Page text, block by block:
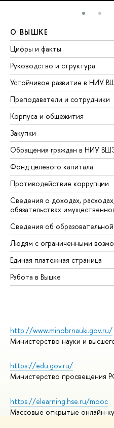
О ВЫШКЕ
Цифры и факты
Руководство и структура
Устойчивое развитие в НИУ
Преподаватели и сотрудники
Корпуса и общежития
Закупки
Обращения граждан в НИУ
Фонд целевого капитала
Противодействие коррупции
Сведения о доходах,
обязательствах
Сведения об образовательной
Людям с ограниченными
Единая платежная страница
Работа в Вышке
http://www.minobrnauki.gov.ru/
Министерство науки и
https://edu.gov.ru/
Министерство просвещения
https://elearning.hse.ru/mooc
Массовые открытые онлайн-